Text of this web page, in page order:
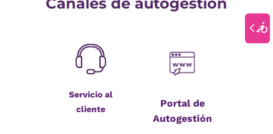
Servicio al
cliente
Portal de
Autogestión